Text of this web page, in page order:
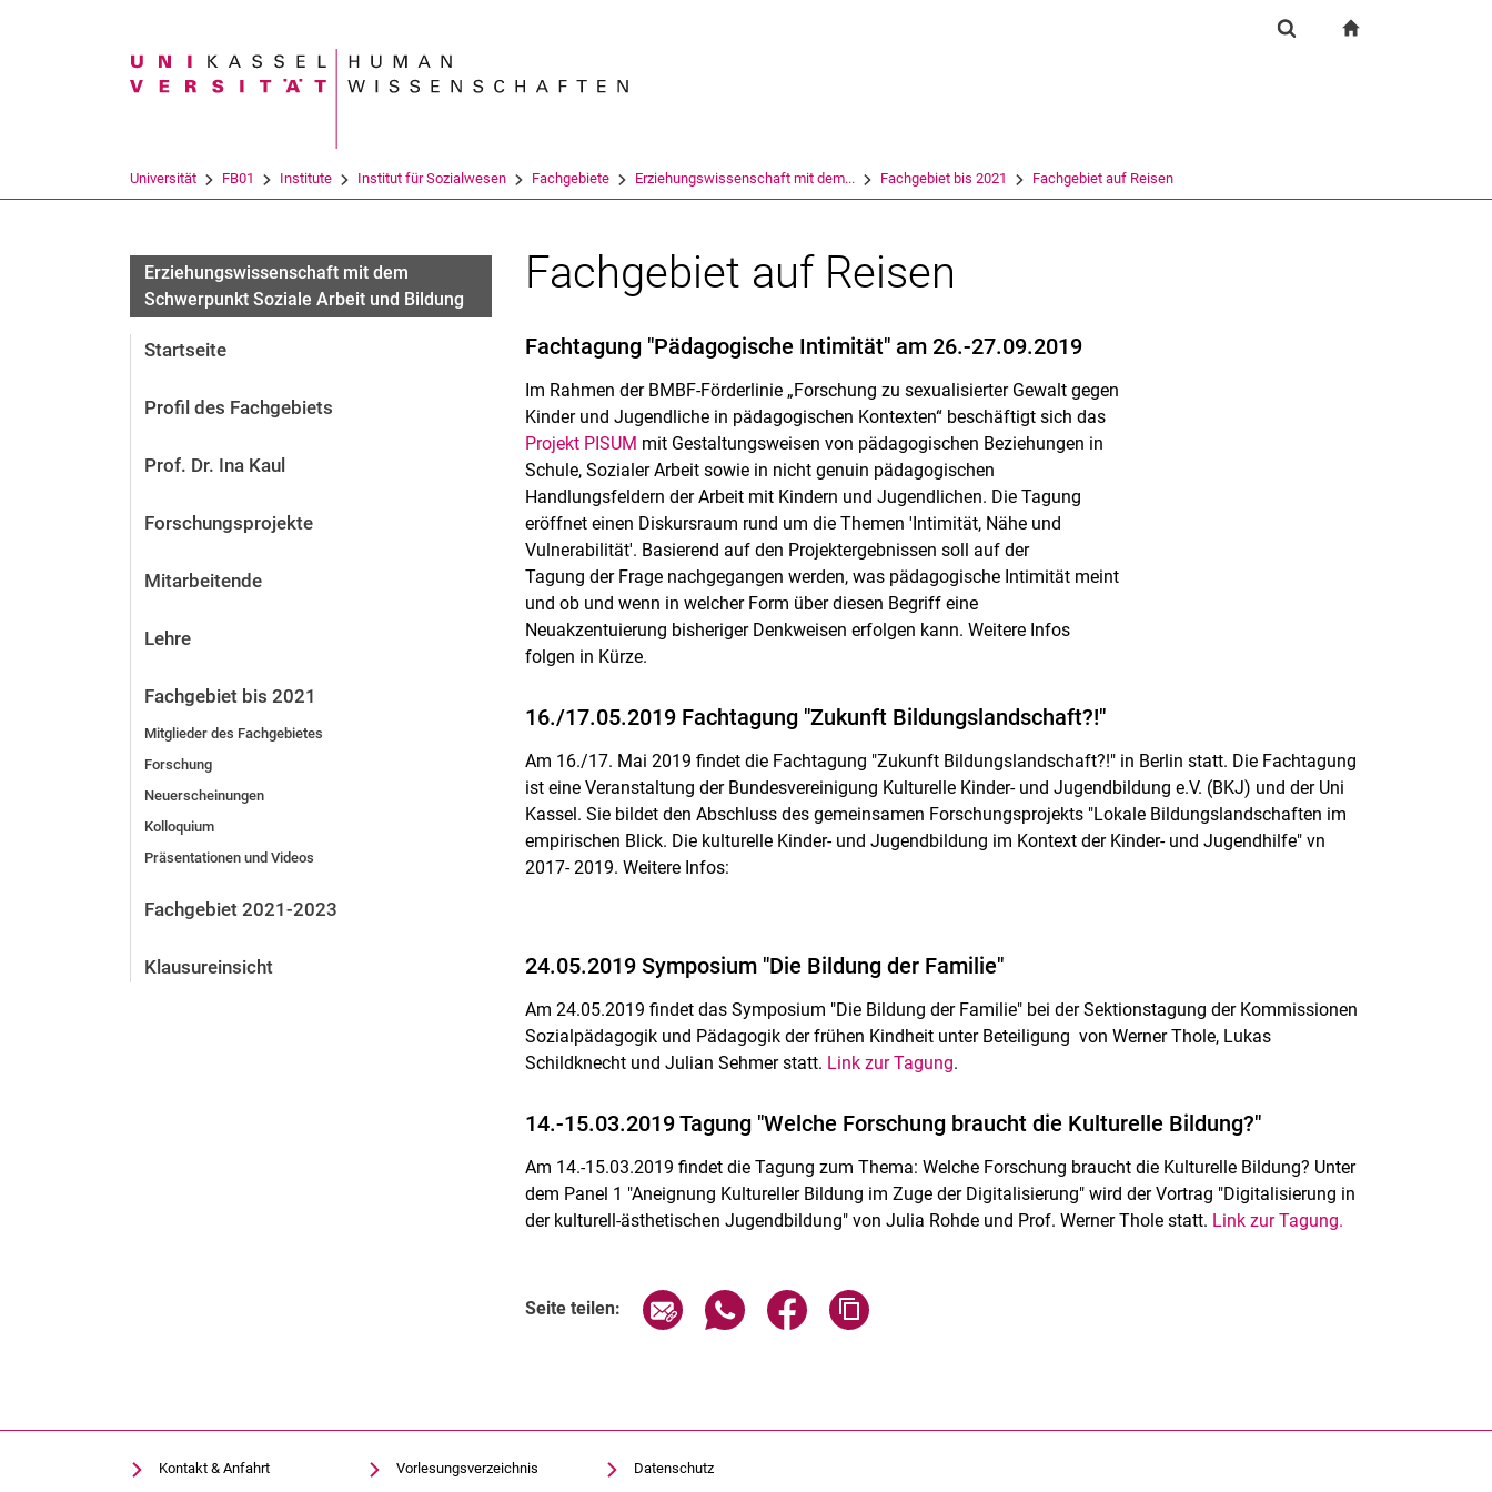
Suchbegriff
Universität FB01 Institute Institut für Sozialwesen Fachgebiete Erziehungswissenschaft mit dem... Fachgebiet bis 2021 Fachgebiet auf Reisen
Aktuelles
Erziehungswissenschaft mit dem
Schwerpunkt Soziale Arbeit und Bildung
Startseite
Profil des Fachgebiets
Prof. Dr. Ina Kaul
Forschungsprojekte
Mitarbeitende
Lehre
Fachgebiet bis 2021
Mitglieder des Fachgebietes
Forschung
Neuerscheinungen
Kolloquium
Präsentationen und Videos
Fachgebiet 2021-2023
Klausureinsicht
Fachgebiet auf Reisen
Fachtagung "Pädagogische Intimität" am 26.-27.09.2019
Im Rahmen der BMBF-Förderlinie „Forschung zu sexualisierter Gewalt gegen
Kinder und Jugendliche in pädagogischen Kontexten“ beschäftigt sich das
Projekt PISUM mit Gestaltungsweisen von pädagogischen Beziehungen in
Schule, Sozialer Arbeit sowie in nicht genuin pädagogischen
Handlungsfeldern der Arbeit mit Kindern und Jugendlichen. Die Tagung
eröffnet einen Diskursraum rund um die Themen 'Intimität, Nähe und
Vulnerabilität'. Basierend auf den Projektergebnissen soll auf der
Tagung der Frage nachgegangen werden, was pädagogische Intimität meint
und ob und wenn in welcher Form über diesen Begriff eine
Neuakzentuierung bisheriger Denkweisen erfolgen kann. Weitere Infos
folgen in Kürze.
16./17.05.2019 Fachtagung "Zukunft Bildungslandschaft?!"
Am 16./17. Mai 2019 findet die Fachtagung "Zukunft Bildungslandschaft?!" in Berlin statt. Die Fachtagung
ist eine Veranstaltung der Bundesvereinigung Kulturelle Kinder- und Jugendbildung e.V. (BKJ) und der Uni
Kassel. Sie bildet den Abschluss des gemeinsamen Forschungsprojekts "Lokale Bildungslandschaften im
empirischen Blick. Die kulturelle Kinder- und Jugendbildung im Kontext der Kinder- und Jugendhilfe" vn
2017- 2019. Weitere Infos:
24.05.2019 Symposium "Die Bildung der Familie"
Am 24.05.2019 findet das Symposium "Die Bildung der Familie" bei der Sektionstagung der Kommissionen
Sozialpädagogik und Pädagogik der frühen Kindheit unter Beteiligung von Werner Thole, Lukas
Schildknecht und Julian Sehmer statt. Link zur Tagung.
14.-15.03.2019 Tagung "Welche Forschung braucht die Kulturelle Bildung?"
Am 14.-15.03.2019 findet die Tagung zum Thema: Welche Forschung braucht die Kulturelle Bildung? Unter
dem Panel 1 "Aneignung Kultureller Bildung im Zuge der Digitalisierung" wird der Vortrag "Digitalisierung in
der kulturell-ästhetischen Jugendbildung" von Julia Rohde und Prof. Werner Thole statt. Link zur Tagung.
Seite teilen: Seite über E-Mail teilen
Seite über WhatsApp teilen (externer Link, öffnet neues Fenster)
Seite über Facebook teilen (externer Link, öffnet neues Fenster)
Kontakt & Anfahrt
Vorlesungsverzeichnis
Datenschutz